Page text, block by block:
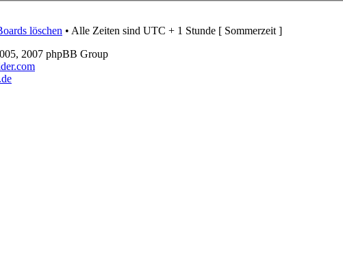
löschen • Alle Zeiten sind UTC + 1 Stunde [ Sommerzeit ]
2007 phpBB Group